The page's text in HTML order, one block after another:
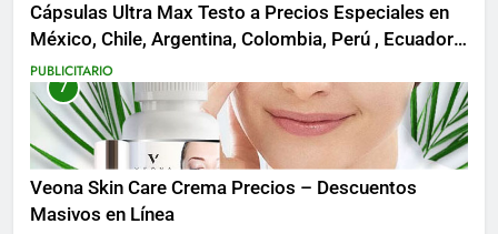
Cápsulas Ultra Max Testo a Precios Especiales en
México, Chile, Argentina, Colombia, Perú , Ecuador,
Costa Rica y Más
PUBLICITARIO
7
Veona Skin Care Crema Precios – Descuentos
Masivos en Línea